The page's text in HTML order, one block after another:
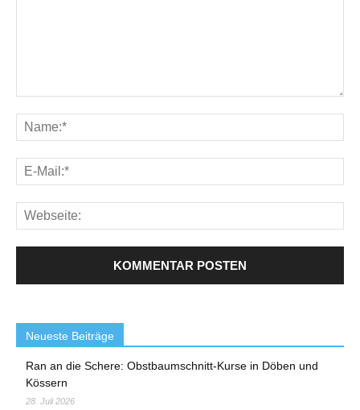
Neueste Beiträge
Ran an die Schere: Obstbaumschnitt-Kurse in Döben und
Kössern
28. Juli 2026